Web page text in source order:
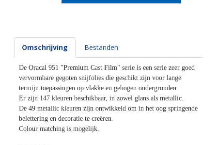
Omschrijving Bestanden
De Oracal 951 "Premium Cast Film" serie is een serie zeer goed
vervormbare gegoten snijfolies die geschikt zijn voor lange
termijn toepassingen op vlakke en gebogen ondergronden.
Er zijn 147 kleuren beschikbaar, in zowel glans als metallic.
De 49 metallic kleuren zijn ontwikkeld om in het oog springende
belettering en decoratie te creëren.
Colour matching is mogelijk.